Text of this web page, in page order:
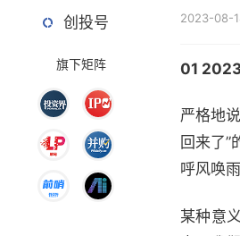
创投号
旗下矩阵
2023-08-
01 2023
严格地
回来了
呼风唤
某种意